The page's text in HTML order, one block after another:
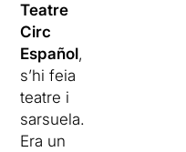
Teatre
Circ
Español,
s’hi feia
teatre i
sarsuela.
Era un